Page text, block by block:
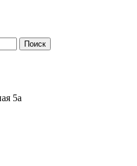
Поиск
5а